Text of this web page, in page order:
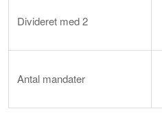
Divideret med 2
Antal mandater